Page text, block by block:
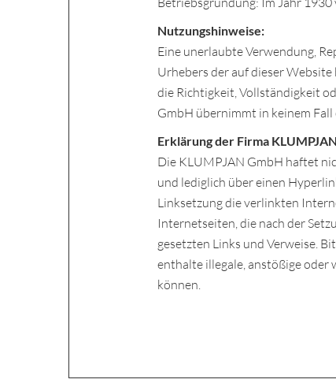
Nutzungshinweise:
Eine unerlaubte Verwendung,
Urhebers der auf dieser
die Richtigkeit, Vollständigkeit
GmbH übernimmt in keinem
Erklärung der Firma
Die KLUMPJAN GmbH haftet
und lediglich über einen
Linksetzung die verlinkten
Internetseiten, die nach der
gesetzten Links und Verweise.
enthalte illegale, anstößige oder
können.